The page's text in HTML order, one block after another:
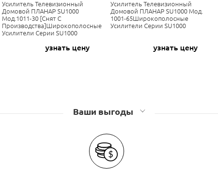
Усилитель Телевизионный
Домовой ПЛАНАР SU1000
Мод.1011-30 [Снят С
Производства]Широкополосные
Усилители Серии SU1000
узнать цену
Усилитель Телевизионный
Домовой ПЛАНАР SU1000 Мод.
1001-65Широкополосные
Усилители Серии SU1000
узнать цену
Ваши выгоды